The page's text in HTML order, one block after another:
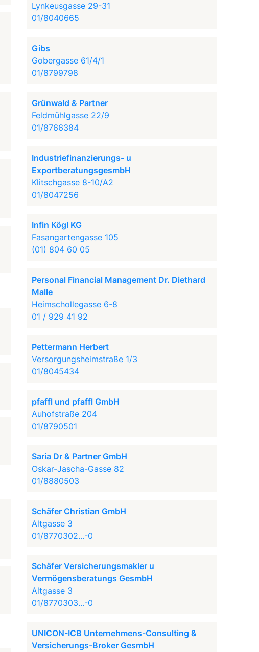
Lynkeusgasse 29-31
01/8040665
Gibs
Gobergasse 61/4/1
01/8799798
Grünwald & Partner
Feldmühlgasse 22/9
01/8766384
Industriefinanzierungs- u
ExportberatungsgesmbH
Klitschgasse 8-10/A2
01/8047256
Infin Kögl KG
Fasangartengasse 105
(01) 804 60 05
Personal Financial Management Dr. Diethard
Malle
Heimschollegasse 6-8
01 / 929 41 92
Pettermann Herbert
Versorgungsheimstraße 1/3
01/8045434
pfaffl und pfaffl GmbH
Auhofstraße 204
01/8790501
Saria Dr & Partner GmbH
Oskar-Jascha-Gasse 82
01/8880503
Schäfer Christian GmbH
Altgasse 3
01/8770302...-0
Schäfer Versicherungsmakler u
Vermögensberatungs GesmbH
Altgasse 3
01/8770303...-0
UNICON-ICB Unternehmens-Consulting &
Versicherungs-Broker GesmbH